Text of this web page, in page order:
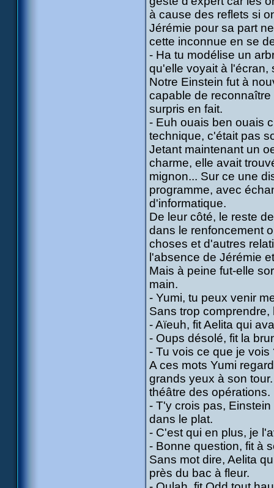
à cause des reflets si
Jérémie pour sa part
cette inconnue en se
- Ha tu modélise un
qu'elle voyait à l'écran,
Notre Einstein fut à
capable de
surpris en fait.
- Euh ouais ben ouais
technique, c'était pas
Jetant maintenant un
charme, elle avait
mignon... Sur ce une
programme, avec
d'informatique.
De leur côté, le reste
dans le renfoncement
choses et d'autres
l'absence de Jérémie
Mais à peine fut-elle
main.
- Yumi, tu peux venir
Sans trop
- Aïeuh, fit Aelita qui
- Oups désolé, fit la
- Tu vois ce que je vois
A ces mots Yumi
grands yeux à son
théâtre des opérations.
- T'y crois pas,
dans le plat.
- C'est qui en plus, je
- Bonne question, fit à
Sans mot dire, Aelita
près du bac à fleur.